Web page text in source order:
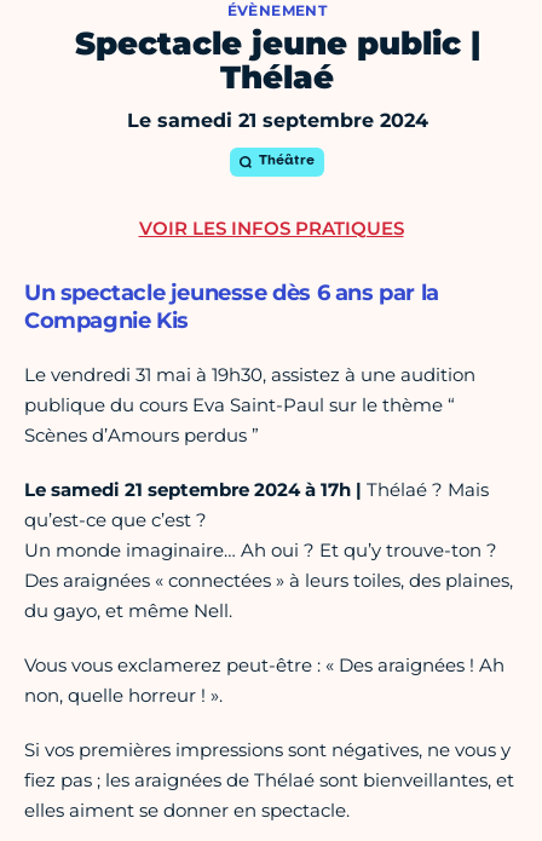
ÉVÈNEMENT
Spectacle jeune public |
Thélaé
Le samedi 21 septembre 2024
Théâtre
Un spectacle jeunesse dès 6 ans par la
Compagnie Kis
Le vendredi 31 mai à 19h30, assistez à une audition
publique du cours Eva Saint-Paul sur le thème “
Scènes d’Amours perdus ”
Le samedi 21 septembre 2024 à 17h | Thélaé ? Mais
qu’est-ce que c’est ?
Un monde imaginaire… Ah oui ? Et qu’y trouve-ton ?
Des araignées « connectées » à leurs toiles, des plaines,
du gayo, et même Nell.
Vous vous exclamerez peut-être : « Des araignées ! Ah
non, quelle horreur ! ».
Si vos premières impressions sont négatives, ne vous y
fiez pas ; les araignées de Thélaé sont bienveillantes, et
elles aiment se donner en spectacle.
VOIR LES INFOS PRATIQUES